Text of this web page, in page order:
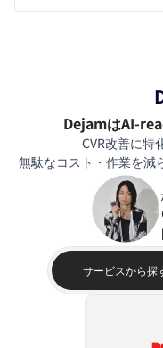
DejamはAI-
CVR改善に特
無駄なコスト・作業を減
サービスから探